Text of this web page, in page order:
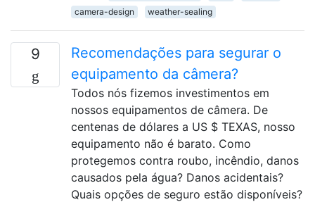
camera-design
weather-sealing
9
Recomendações para segurar o
equipamento da câmera?
Todos nós fizemos investimentos em
nossos equipamentos de câmera. De
centenas de dólares a US $ TEXAS, nosso
equipamento não é barato. Como
protegemos contra roubo, incêndio, danos
causados ​​pela água? Danos acidentais?
Quais opções de seguro estão disponíveis?